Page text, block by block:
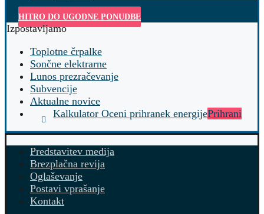
HITRO DO UGODNE PONUDBE
Izpostavljamo
Toplotne črpalke
Sončne elektrarne
Lunos prezračevanje
Subvencije
Aktualne novice
Kalkulator Oceni prihranek energijePrihrani
Predstavitev medija
Brezplačna revija
Oglaševanje
Postavi vprašanje
Kontakt